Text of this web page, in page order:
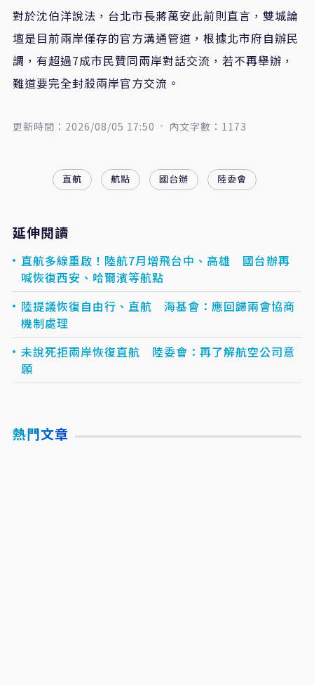
對於沈伯洋說法，台北市長蔣萬安此前則直言，雙城論
壇是目前兩岸僅存的官方溝通管道，根據北市府自辦民
調，有超過7成市民贊同兩岸對話交流，若不再舉辦，
難道要完全封殺兩岸官方交流。
更新時間：2026/08/05 17:50 內文字數：1173
直航 航點 國台辦 陸委會
延伸閱讀
直航多線重啟！陸航7月增飛台中、高雄 國台辦再
喊恢復西安、哈爾濱等航點
陸提議恢復自由行、直航 海基會：應回歸兩會協商
機制處理
未說死拒兩岸恢復直航 陸委會：再了解航空公司意
願
熱門文章